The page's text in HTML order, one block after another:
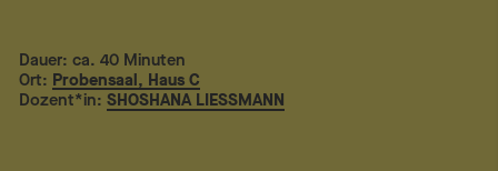
Dauer: ca. 40 Minuten
Ort: Probensaal, Haus C
Dozent*in:SHOSHANA LIESSMANN